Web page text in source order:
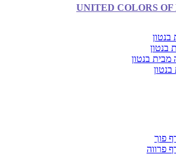
UNITED COLORS
בנטון
בנטון
מבית בנטון
פוך
פרווה